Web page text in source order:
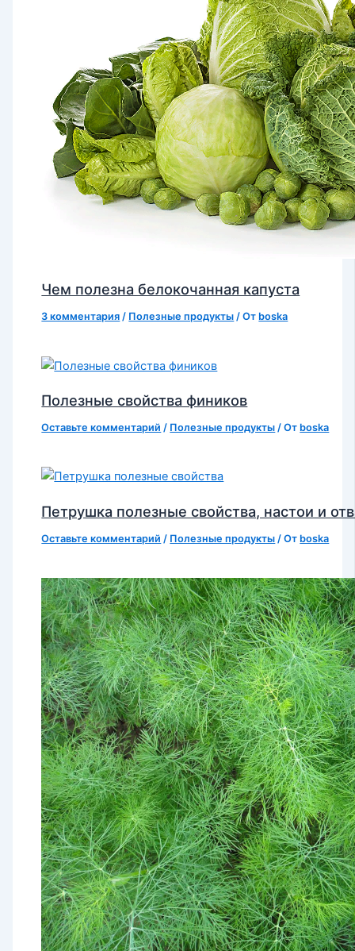
Чем полезна белокочанная капуста
3 комментария / Полезные продукты / От boska
Полезные свойства фиников
Оставьте комментарий / Полезные продукты / От boska
Петрушка полезные свойства, настои и
Оставьте комментарий / Полезные продукты / От boska